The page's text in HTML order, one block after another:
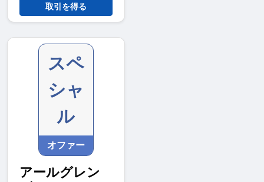
取引を得る
スペ
シャ
ル
オファー
アールグレン